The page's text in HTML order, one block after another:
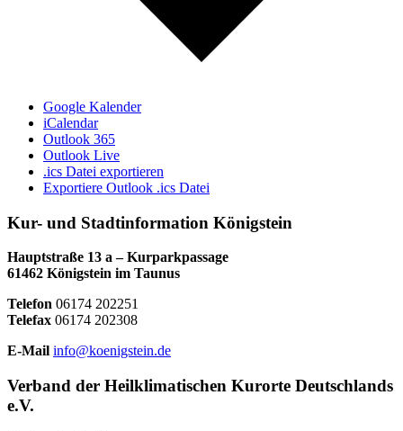
Google Kalender
iCalendar
Outlook 365
Outlook Live
.ics Datei exportieren
Exportiere Outlook .ics Datei
Kur- und Stadtinformation Königstein
Hauptstraße 13 a – Kurparkpassage
61462 Königstein im Taunus
Telefon 06174 202251
Telefax 06174 202308
E-Mail info@koenigstein.de
Verband der Heilklimatischen Kurorte Deutschlands
e.V.